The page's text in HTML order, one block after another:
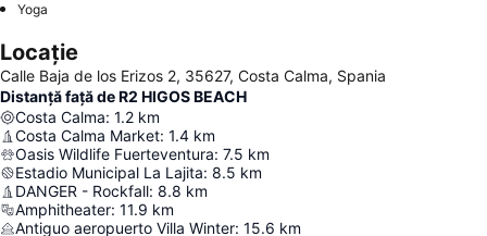
Yoga
Locație
Calle Baja de los Erizos 2, 35627, Costa Calma, Spania
Distanță față de R2 HIGOS BEACH
Costa Calma: 1.2 km
Costa Calma Market: 1.4 km
Oasis Wildlife Fuerteventura: 7.5 km
Estadio Municipal La Lajita: 8.5 km
DANGER - Rockfall: 8.8 km
Amphitheater: 11.9 km
Antiguo aeropuerto Villa Winter: 15.6 km